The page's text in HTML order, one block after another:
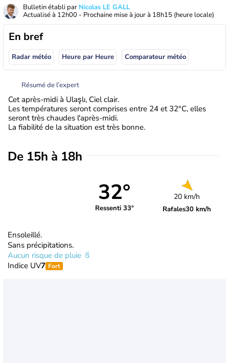
Bulletin établi par Nicolas LE GALL
Actualisé à 12h00 - Prochaine mise à jour à 18h15 (heure locale)
En bref
Radar météo Heure par Heure Comparateur météo
Résumé de l’expert
Cet après-midi à Ulaşlı, Ciel clair.
Les températures seront comprises entre 24 et 32°C, elles
seront très chaudes l'après-midi.
La fiabilité de la situation est très bonne.
De 15h à 18h
32°
Ressenti 33°
20 km/h
Rafales30 km/h
Ensoleillé.
Sans précipitations.
Aucun risque de pluie
Indice UV7 Fort